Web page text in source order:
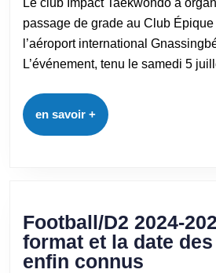
passage de grade au Club Épique
l’aéroport international
L’événement, tenu le samedi 5
en savoir +
Football/D2 2024-
format et la date
enfin connus